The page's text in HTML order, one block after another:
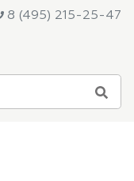
8 (495) 215-25-47